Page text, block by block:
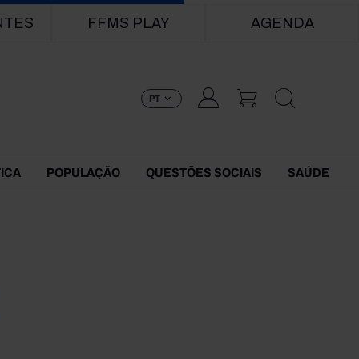
FFMS PLAY AGENDA
PT
POPULAÇÃO QUESTÕES SOCIAIS SAÚDE